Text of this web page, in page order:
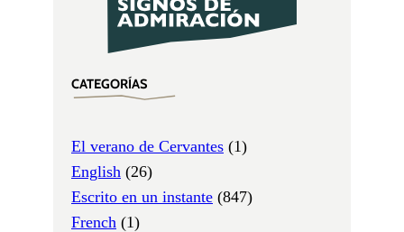
CATEGORÍAS
El verano de Cervantes (1)
English (26)
Escrito en un instante (847)
French (1)